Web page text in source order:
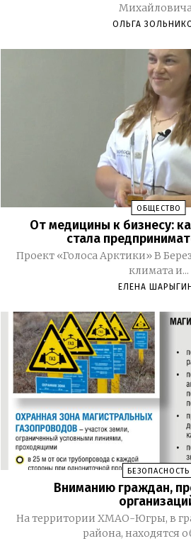
ОЛЬГА
ОБЩЕСТВО
От медицины к бизнесу:
стала
Проект «Голоса Арктики» В Березово, в краю сурового
климата и...
ЕЛЕНА
БЕЗОПАСНОСТЬ
Вниманию граждан,
На территории ХМАО-Югры, в
района, находятся